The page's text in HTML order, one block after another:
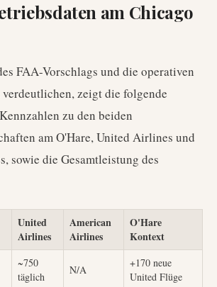
am Chicago
FAA-Vorschlags und die operativen
zeigt die folgende
zu den beiden
am O'Hare, United Airlines und
sowie die Gesamtleistung des
United
Airlines
American
Airlines
O'Hare
Kontext
~750
täglich
N/A
+170 neue
United Flüge